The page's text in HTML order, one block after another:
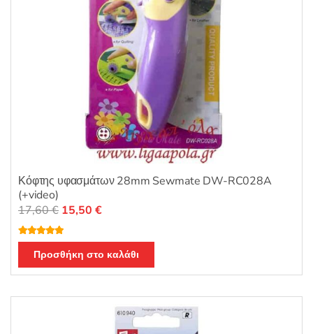
Κόφτης υφασμάτων 28mm Sewmate DW-RC028A
(+video)
Βαθμολογή
θηκε με 5.00
από 5
17,60€ Original
price
was:
17,60 €.
15,50 €Η
τιμή
είναι:
15,50 €.
Προσθήκη στο καλάθι